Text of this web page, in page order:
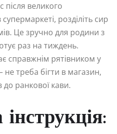
після великого
розділіть сир
Це зручно для родини з
раз на тиждень.
справжнім рятівником у
треба бігти в магазин,
до ранкової кави.